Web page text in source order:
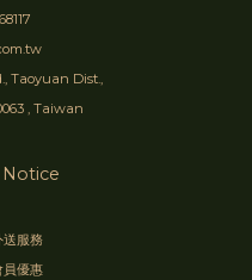
Taoyuan Dist.,
, Taiwan
送服務
員優惠